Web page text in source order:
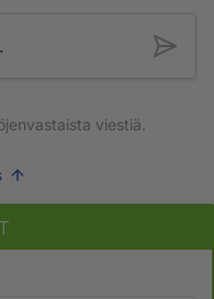
viestiä.